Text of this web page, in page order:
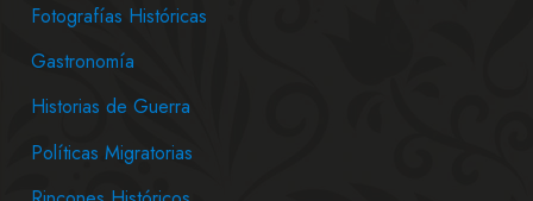
Fotografías Históricas
Gastronomía
Historias de Guerra
Políticas Migratorias